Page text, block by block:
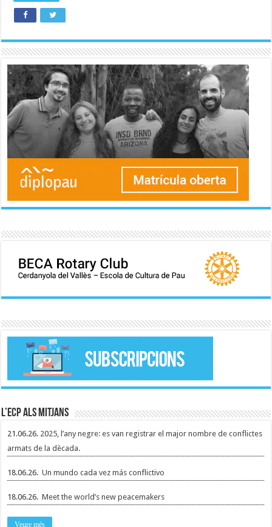
L’ECP als mitjans
21.06.26. 2025, l’any negre: es van registrar el major nombre de conflictes
armats de la dècada.
18.06.26.Un mundo cada vez más conflictivo
18.06.26.Meet the world’s new peacemakers
Veure més